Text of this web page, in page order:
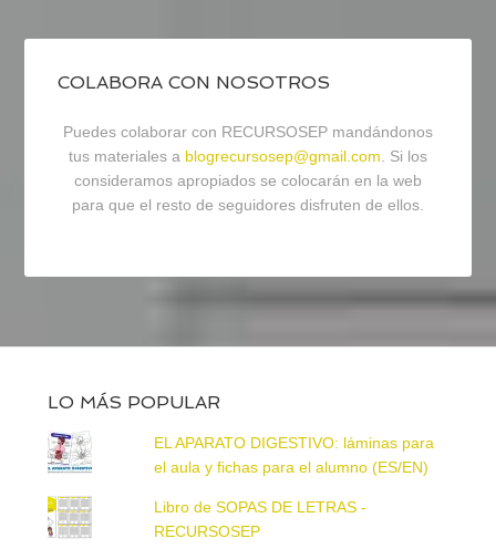
COLABORA CON NOSOTROS
Puedes colaborar con RECURSOSEP mandándonos
tus materiales a blogrecursosep@gmail.com. Si los
consideramos apropiados se colocarán en la web
para que el resto de seguidores disfruten de ellos.
LO MÁS POPULAR
EL APARATO DIGESTIVO: láminas para
el aula y fichas para el alumno (ES/EN)
Libro de SOPAS DE LETRAS -
RECURSOSEP